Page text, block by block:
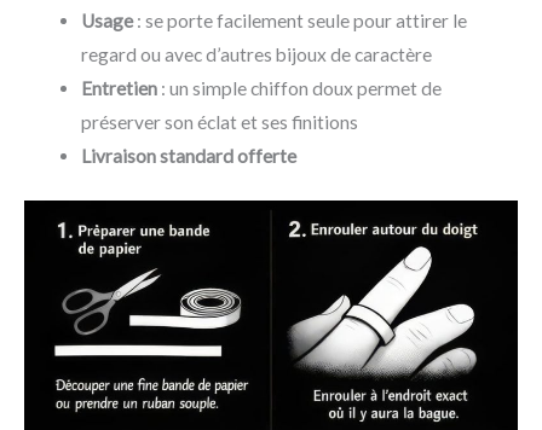
Usage: se porte facilement seule pour attirer le
regard ou avec d’autres bijoux de caractère
Entretien: un simple chiffon doux permet de
préserver son éclat et ses finitions
Livraison standard offerte